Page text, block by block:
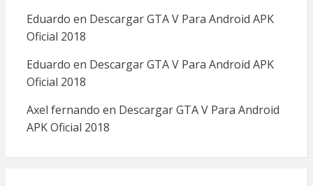
Eduardo en Descargar GTA V Para Android APK
Oficial 2018
Eduardo en Descargar GTA V Para Android APK
Oficial 2018
Axel fernando en Descargar GTA V Para Android
APK Oficial 2018